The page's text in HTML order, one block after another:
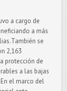
a cargo de
a más
se
2,163
protección de
a las bajas
el marco del